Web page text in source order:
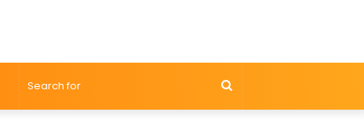
Search